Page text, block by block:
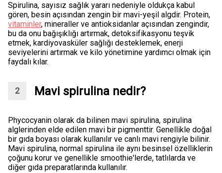
Spirulina, sayısız sağlık yararı nedeniyle oldukça kabul
gören, besin açısından zengin bir mavi-yeşil algdir. Protein,
vitaminler, mineraller ve antioksidanlar açısından zengindir,
bu da onu bağışıklığı artırmak, detoksifikasyonu teşvik
etmek, kardiyovasküler sağlığı desteklemek, enerji
seviyelerini artırmak ve kilo yönetimine yardımcı olmak için
faydalı kılar.
Mavi spirulina nedir?
Phycocyanin olarak da bilinen mavi spirulina, spirulina
alglerinden elde edilen mavi bir pigmenttir. Genellikle doğal
bir gıda boyası olarak kullanılır ve canlı mavi rengiyle bilinir.
Mavi spirulina, normal spirulina ile aynı besinsel özelliklerin
çoğunu korur ve genellikle smoothie'lerde, tatlılarda ve
diğer gıda preparatlarında kullanılır.